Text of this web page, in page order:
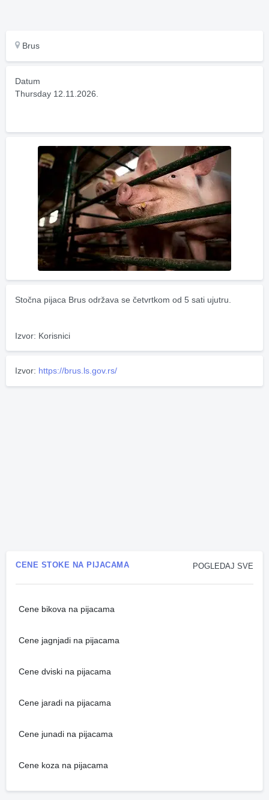
Brus
Datum
Thursday 12.11.2026.
Stočna pijaca Brus održava se četvrtkom od 5 sati ujutru.
Izvor: Korisnici
Izvor: https://brus.ls.gov.rs/
POGLEDAJ SVE
CENE STOKE NA PIJACAMA
Cene bikova na pijacama
Cene jagnjadi na pijacama
Cene dviski na pijacama
Cene jaradi na pijacama
Cene junadi na pijacama
Cene koza na pijacama